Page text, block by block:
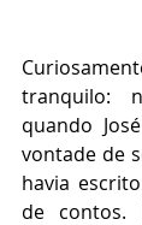
tranquilo:
quando
vontade de
havia
de contos.